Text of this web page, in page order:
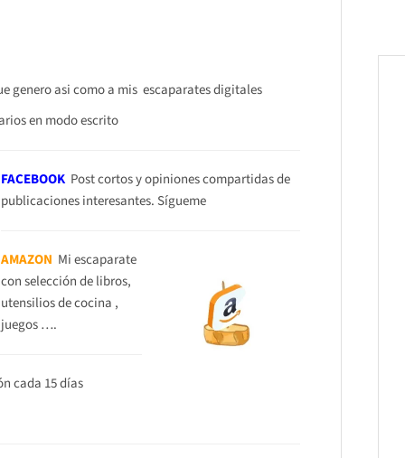
genero asi como a mis escaparates digitales
en modo escrito
FACEBOOK Post cortos y opiniones compartidas de
publicaciones interesantes. Sígueme
AMAZON Mi escaparate
con selección de libros,
utensilios de cocina ,
juegos ….
cada 15 días